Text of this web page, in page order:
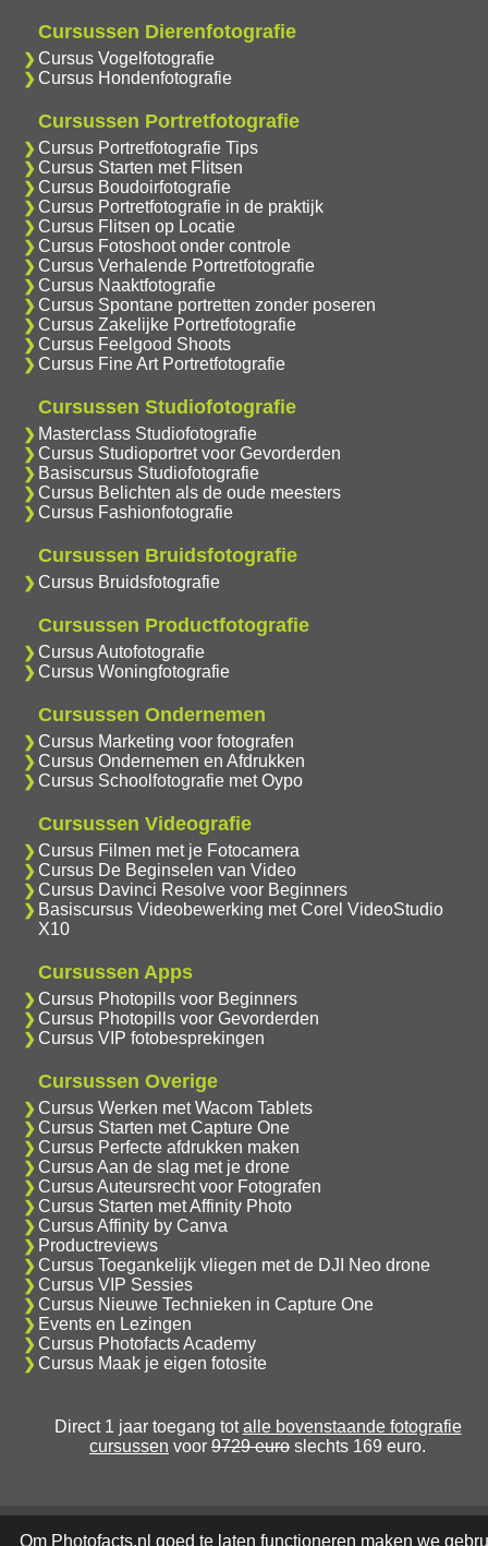
Cursussen Dierenfotografie
Cursus Vogelfotografie
Cursus Hondenfotografie
Cursussen Portretfotografie
Cursus Portretfotografie Tips
Cursus Starten met Flitsen
Cursus Boudoirfotografie
Cursus Portretfotografie in de praktijk
Cursus Flitsen op Locatie
Cursus Fotoshoot onder controle
Cursus Verhalende Portretfotografie
Cursus Naaktfotografie
Cursus Spontane portretten zonder poseren
Cursus Zakelijke Portretfotografie
Cursus Feelgood Shoots
Cursus Fine Art Portretfotografie
Cursussen Studiofotografie
Masterclass Studiofotografie
Cursus Studioportret voor Gevorderden
Basiscursus Studiofotografie
Cursus Belichten als de oude meesters
Cursus Fashionfotografie
Cursussen Bruidsfotografie
Cursus Bruidsfotografie
Cursussen Productfotografie
Cursus Autofotografie
Cursus Woningfotografie
Cursussen Ondernemen
Cursus Marketing voor fotografen
Cursus Ondernemen en Afdrukken
Cursus Schoolfotografie met Oypo
Cursussen Videografie
Cursus Filmen met je Fotocamera
Cursus De Beginselen van Video
Cursus Davinci Resolve voor Beginners
Basiscursus Videobewerking met Corel VideoStudio
X10
Cursussen Apps
Cursus Photopills voor Beginners
Cursus Photopills voor Gevorderden
Cursus VIP fotobesprekingen
Cursussen Overige
Cursus Werken met Wacom Tablets
Cursus Starten met Capture One
Cursus Perfecte afdrukken maken
Cursus Aan de slag met je drone
Cursus Auteursrecht voor Fotografen
Cursus Starten met Affinity Photo
Cursus Affinity by Canva
Productreviews
Cursus Toegankelijk vliegen met de DJI Neo drone
Cursus VIP Sessies
Cursus Nieuwe Technieken in Capture One
Events en Lezingen
Cursus Photofacts Academy
Cursus Maak je eigen fotosite
Direct 1 jaar toegang totalle bovenstaande fotografie
cursussen voor 9729 euro slechts 169 euro.
Om Photofacts.nl goed te laten functioneren maken we